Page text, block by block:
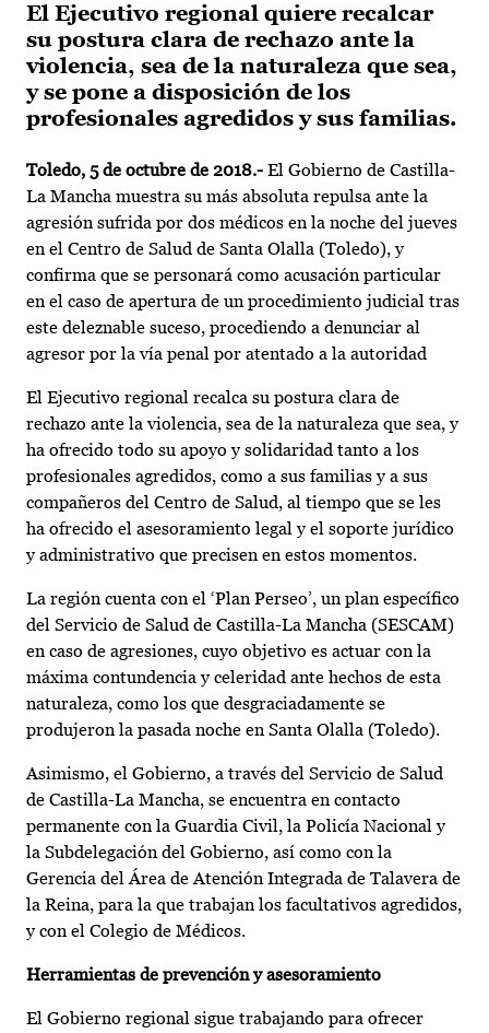
El Ejecutivo regional quiere recalcar
su postura clara de rechazo ante la
violencia, sea de la naturaleza que sea,
y se pone a disposición de los
profesionales agredidos y sus familias.
Toledo, 5 de octubre de 2018.- El Gobierno de Castilla-
La Mancha muestra su más absoluta repulsa ante la
agresión sufrida por dos médicos en la noche del jueves
en el Centro de Salud de Santa Olalla (Toledo), y
confirma que se personará como acusación particular
en el caso de apertura de un procedimiento judicial tras
este deleznable suceso, procediendo a denunciar al
agresor por la vía penal por atentado a la autoridad
El Ejecutivo regional recalca su postura clara de
rechazo ante la violencia, sea de la naturaleza que sea, y
ha ofrecido todo su apoyo y solidaridad tanto a los
profesionales agredidos, como a sus familias y a sus
compañeros del Centro de Salud, al tiempo que se les
ha ofrecido el asesoramiento legal y el soporte jurídico
y administrativo que precisen en estos momentos.
La región cuenta con el ‘Plan Perseo’, un plan específico
del Servicio de Salud de Castilla-La Mancha (SESCAM)
en caso de agresiones, cuyo objetivo es actuar con la
máxima contundencia y celeridad ante hechos de esta
naturaleza, como los que desgraciadamente se
produjeron la pasada noche en Santa Olalla (Toledo).
Asimismo, el Gobierno, a través del Servicio de Salud
de Castilla-La Mancha, se encuentra en contacto
permanente con la Guardia Civil, la Policía Nacional y
la Subdelegación del Gobierno, así como con la
Gerencia del Área de Atención Integrada de Talavera de
la Reina, para la que trabajan los facultativos agredidos,
y con el Colegio de Médicos.
Herramientas de prevención y asesoramiento
El Gobierno regional sigue trabajando para ofrecer